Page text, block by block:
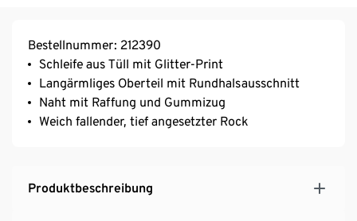
Bestellnummer: 212390
Schleife aus Tüll mit Glitter-Print
Langärmliges Oberteil mit Rundhalsausschnitt
Naht mit Raffung und Gummizug
Weich fallender, tief angesetzter Rock
Produktbeschreibung